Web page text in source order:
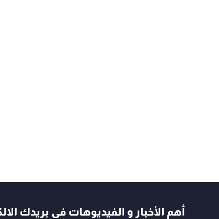
أهم الأخبار و الفيديوهات في بريدك